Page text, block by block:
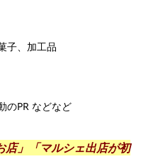
子、加工品
のPR などなど
店」「マルシェ出店が初